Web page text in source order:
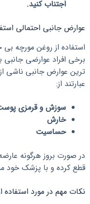
اجتناب کنید.
عوارض جانبی احتمالی
استفاده از روغن مورچه
برخی افراد عوارضی جانبی
ترین عوارض جانبی ناشی
عبارتند از:
سوزش و قرمزی
خارش
حساسیت
در صورت بروز هرگونه
قطع کرده و با پزشک خود
نکات مهم در مورد استفاده